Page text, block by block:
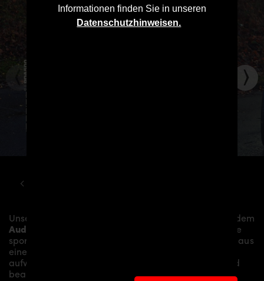
Informationen finden Sie in unseren
Datenschutzhinweisen.
Unser
verleiht dem
Audi A5 B5 Coupé
mehr Dynamik und akzentuiert die
sportliche Linie des Fahrzeugs. Das Material besteht aus
einem
aufwändig in Handarbeit laminiert und anschließend
bearbeitet.